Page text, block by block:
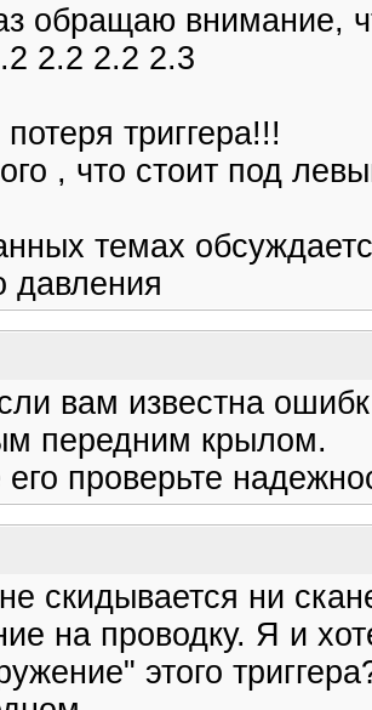
обращаю внимание,
2.2 2.2 2.3
триггера!!!
, что стоит под
темах
давления
вам известна
передним крылом.
проверьте
скидывается ни
на проводку. Я и
этого